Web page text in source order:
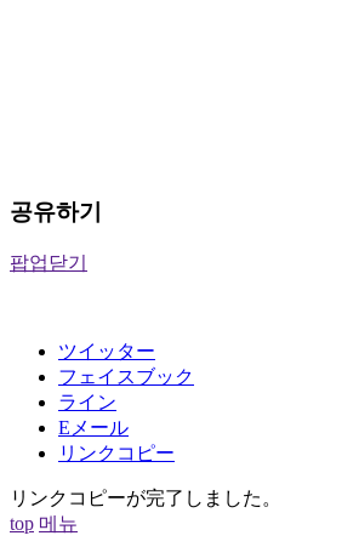
공유하기
팝업닫기
ツイッター
フェイスブック
ライン
Eメール
リンクコピー
リンクコピーが完了しました。
top 메뉴